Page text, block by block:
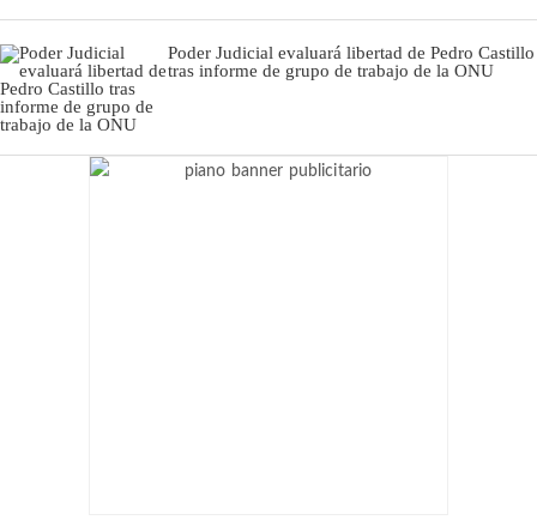
Poder Judicial evaluará libertad de Pedro Castillo
tras informe de grupo de trabajo de la ONU